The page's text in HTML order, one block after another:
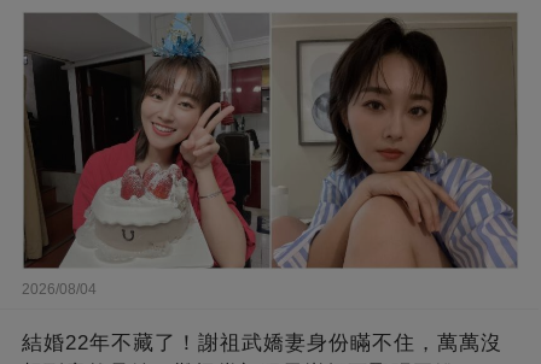
2026/08/04
結婚22年不藏了！謝祖武嬌妻身份瞞不住，萬萬沒